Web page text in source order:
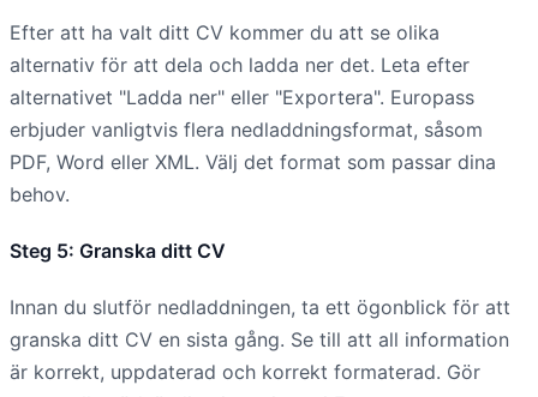
Efter att ha valt ditt CV kommer du att se olika
alternativ för att dela och ladda ner det. Leta efter
alternativet "Ladda ner" eller "Exportera". Europass
erbjuder vanligtvis flera nedladdningsformat, såsom
PDF, Word eller XML. Välj det format som passar dina
behov.
Steg 5: Granska ditt CV
Innan du slutför nedladdningen, ta ett ögonblick för att
granska ditt CV en sista gång. Se till att all information
är korrekt, uppdaterad och korrekt formaterad. Gör